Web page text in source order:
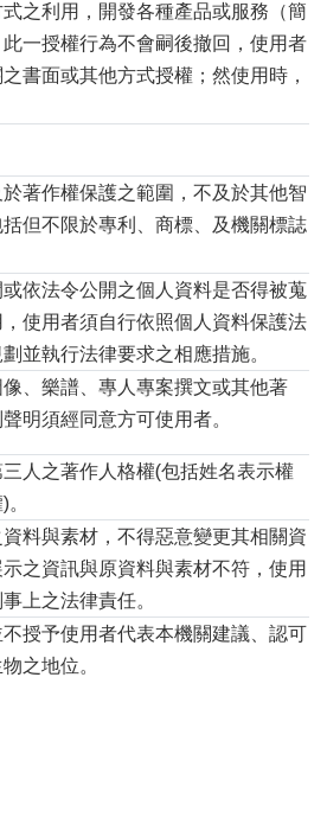
之利用，開發各種產品或服務（簡
一授權行為不會嗣後撤回，使用者
書面或其他方式授權；然使用時，
著作權保護之範圍，不及於其他智
但不限於專利、商標、及機關標誌
依法令公開之個人資料是否得被蒐
使用者須自行依照個人資料保護法
並執行法律要求之相應措施。
、樂譜、專人專案撰文或其他著
明須經同意方可使用者。
人之著作人格權(包括姓名表示權
料與素材，不得惡意變更其相關資
之資訊與原資料與素材不符，使用
上之法律責任。
授予使用者代表本機關建議、認可
之地位。